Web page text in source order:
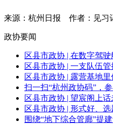
来源：杭州日报 作者：见习
政协要闻
区县市政协 | 在数字驾
区县市政协 | 一支队伍
区县市政协 | 露营基地
扫一扫“杭州政协码”，
区县市政协 | 望宸阁上
区县市政协 | 形式好、
围绕“地下综合管廊”提